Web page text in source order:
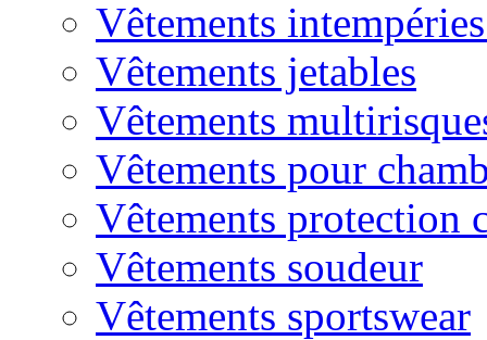
Vêtements
Vêtements jetables
Vêtements
Vêtements pour
Vêtements protection
Vêtements soudeur
Vêtements sportswear